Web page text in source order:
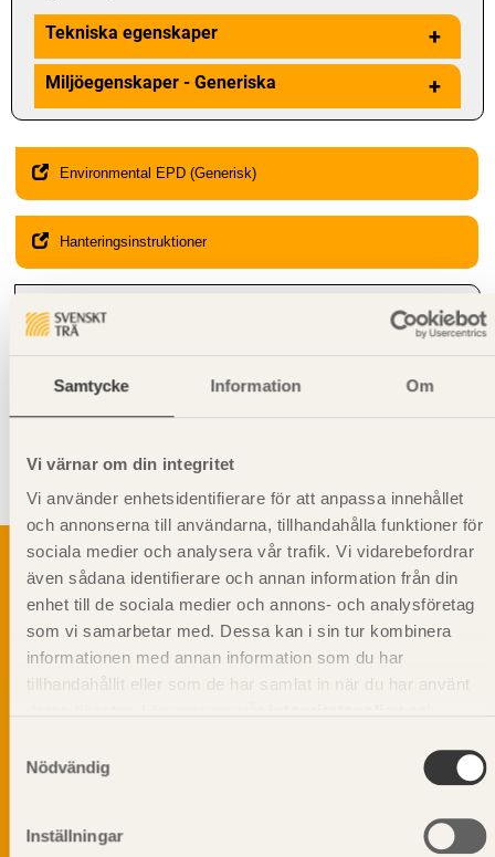
Samtycke Information Om
Vi värnar om din integritet
Vi använder enhetsidentifierare för att anpassa innehållet
och annonserna till användarna, tillhandahålla funktioner för
sociala medier och analysera vår trafik. Vi vidarebefordrar
även sådana identifierare och annan information från din
enhet till de sociala medier och annons- och analysföretag
som vi samarbetar med. Dessa kan i sin tur kombinera
informationen med annan information som du har
tillhandahållit eller som de har samlat in när du har använt
Nödvändig
Inställningar
Tekniska egenskaper +
Miljöegenskaper - Generiska +
Environmental EPD (Generisk)
Hanteringsinstruktioner
Giltighet
Svenskt Trä-id:
Kompletterande information
Furuprodukter för inbyggnad måste hanteras och lagras noggrant
eftersom furusplintved tar upp fukt snabbare än gran, vilket ökar
risken för mikrobiell påväxt.
Svenskt Träs Produktkatalog är svensk
sågverksnärings digitala produktkatalog för att
beskriva träprodukter och deras unika
egenskaper.
Dela på